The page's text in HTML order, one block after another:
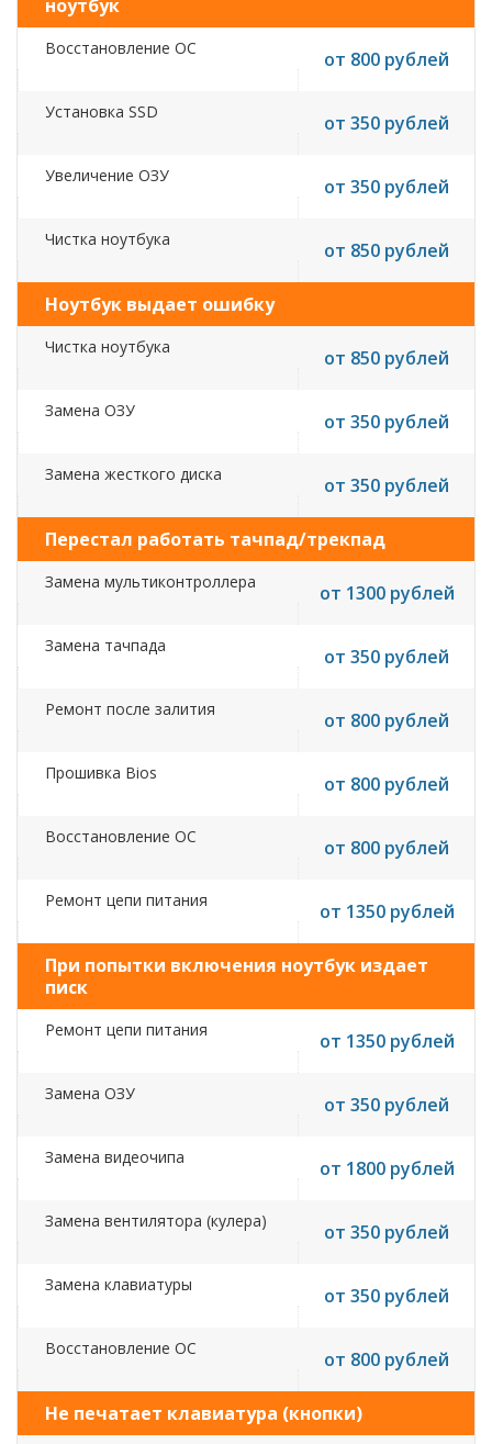
ноутбук
Восстановление ОС от 800 рублей
Установка SSD от 350 рублей
Увеличение ОЗУ от 350 рублей
Чистка ноутбука от 850 рублей
Ноутбук выдает ошибку
Чистка ноутбука от 850 рублей
Замена ОЗУ от 350 рублей
Замена жесткого диска от 350 рублей
Перестал работать тачпад/трекпад
Замена мультиконтроллера от 1300 рублей
Замена тачпада от 350 рублей
Ремонт после залития от 800 рублей
Прошивка Bios от 800 рублей
Восстановление ОС от 800 рублей
Ремонт цепи питания от 1350 рублей
При попытки включения ноутбук издает
писк
Ремонт цепи питания от 1350 рублей
Замена ОЗУ от 350 рублей
Замена видеочипа от 1800 рублей
Замена вентилятора (кулера) от 350 рублей
Замена клавиатуры от 350 рублей
Восстановление ОС от 800 рублей
Не печатает клавиатура (кнопки)